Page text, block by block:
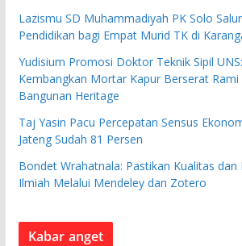
Lazismu SD Muhammadiyah PK Solo
Pendidikan bagi Empat Murid TK di
Yudisium Promosi Doktor Teknik Sipil
Kembangkan Mortar Kapur Berserat
Bangunan Heritage
Taj Yasin Pacu Percepatan Sensus
Jateng Sudah 81 Persen
Bondet Wrahatnala: Pastikan Kualitas dan
Ilmiah Melalui Mendeley dan Zotero
Kabar anget